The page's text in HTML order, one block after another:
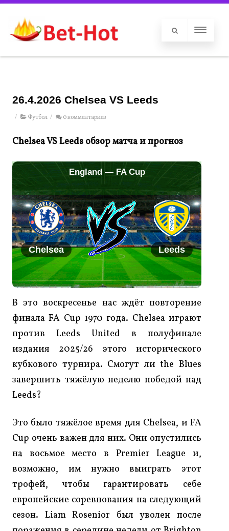
26.4.2026 Chelsea VS Leeds
/ Футбол / 0 комментариев
Chelsea VS Leeds обзор матча и прогноз
England — FA Cup
Chelsea Leeds
В это воскресенье нас ждёт повторение
финала FA Cup 1970 года. Chelsea играют
против Leeds United в полуфинале
издания 2025/26 этого исторического
кубкового турнира. Смогут ли the Blues
завершить тяжёлую неделю победой над
Leeds?
Это было тяжёлое время для Chelsea, и FA
Cup очень важен для них. Они опустились
на восьмое место в Premier League и,
возможно, им нужно выиграть этот
трофей, чтобы гарантировать себе
европейские соревнования на следующий
сезон. Liam Rosenior был уволен после